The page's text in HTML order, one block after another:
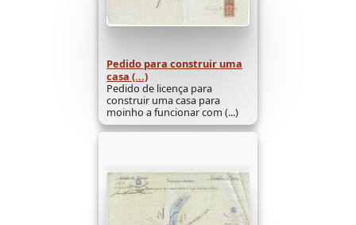
Pedido para construir uma
casa (...)
Pedido de licença para
construir uma casa para
moinho a funcionar com (...)